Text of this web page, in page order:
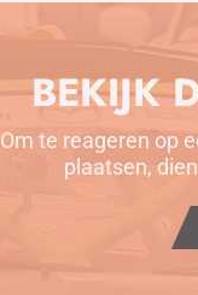
BEKIJK
Om te reageren op
plaatsen,